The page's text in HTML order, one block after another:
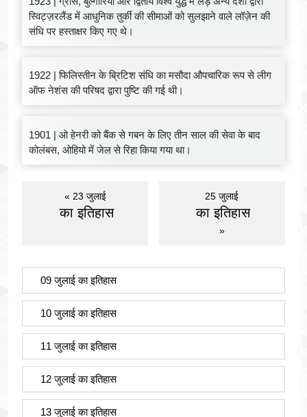
स्विट्ज़रलैंड में आधुनिक तुर्की की सीमाओं को सुलझाने वाले लॉज़ेन की
संधि पर हस्ताक्षर किए गए थे।
1922 | फिलिस्तीन के ब्रिटिश संधि का मसौदा औपचारिक रूप से लीग
ऑफ नेशंस की परिषद द्वारा पुष्टि की गई थी।
1901 | ओ हेनरी को बैंक से गबन के लिए तीन साल की सेवा के बाद
कोलंबस, ओहियो में जेल से रिहा किया गया था।
« 23 जुलाई
का इतिहास
25 जुलाई
का इतिहास
»
09 जुलाई का इतिहास
10 जुलाई का इतिहास
11 जुलाई का इतिहास
12 जुलाई का इतिहास
13 जुलाई का इतिहास